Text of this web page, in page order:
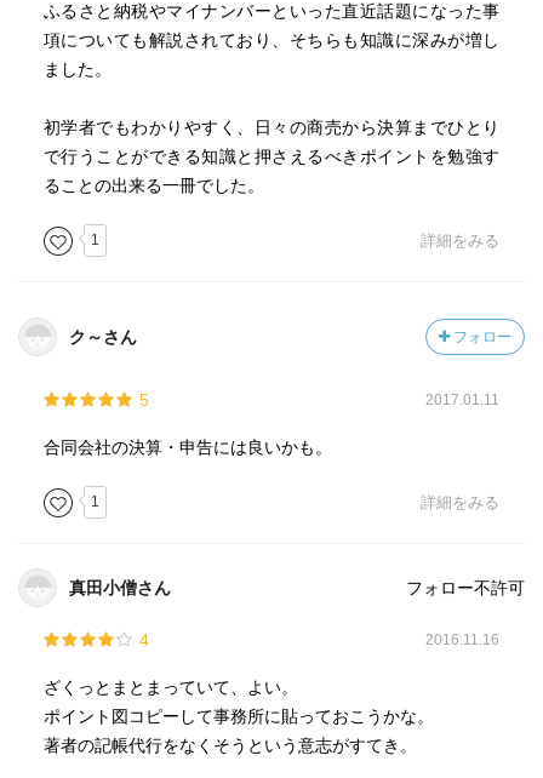
ふるさと納税やマイナンバーといった直近話題になった事
項についても解説されており、そちらも知識に深みが増し
ました。
初学者でもわかりやすく、日々の商売から決算までひとり
で行うことができる知識と押さえるべきポイントを勉強す
ることの出来る一冊でした。
1 詳細をみる
ク～さん フォロー
5 2017.01.11
合同会社の決算・申告には良いかも。
1 詳細をみる
真田小僧さん フォロー不許可
4 2016.11.16
ざくっとまとまっていて、よい。
ポイント図コピーして事務所に貼っておこうかな。
著者の記帳代行をなくそうという意志がすてき。